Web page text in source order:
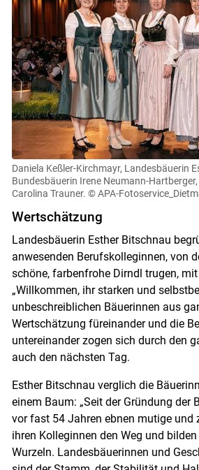
Daniela Keßler-Kirchmayr, Landesbäuerin
Bundesbäuerin Irene Neumann-
Carolina Trauner. © APA-
Wertschätzung
Landesbäuerin Esther Bitschnau
anwesenden Berufskolleginnen, von
schöne, farbenfrohe Dirndl trugen,
„Willkommen, ihr starken und
unbeschreiblichen Bäuerinnen aus
Wertschätzung füreinander und die
untereinander zogen sich durch den
auch den nächsten Tag.
Esther Bitschnau verglich die
einem Baum: „Seit der Gründung der
vor fast 54 Jahren ebnen mutige und
ihren Kolleginnen den Weg und
Wurzeln. Landesbäuerinnen und